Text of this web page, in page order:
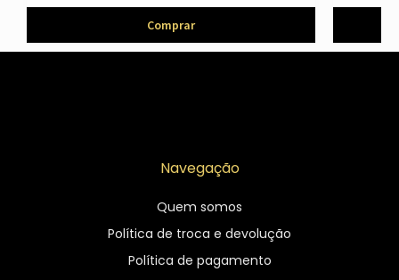
Comprar
Navegação
Quem somos
Política de troca e devolução
Política de pagamento